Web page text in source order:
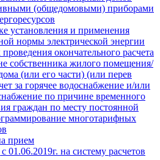
(общедомовыми) приборами
установления и применения
нормы электрической энергии
окончательного расчета
собственника жилого помещения/
(или его части) (или перев
за горячее водоснабжение и/или
по причине временного
граждан по месту постоянной
многотарифных
прием
01.06.2019г. на систему расчетов